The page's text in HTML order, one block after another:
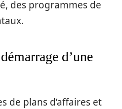
des programmes de
d’une
de plans d’affaires et